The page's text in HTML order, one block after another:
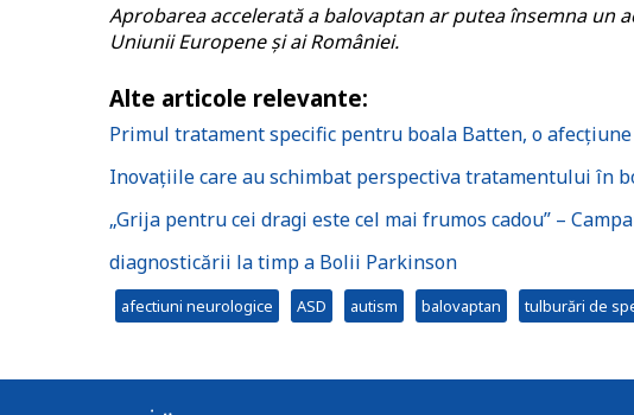
Aprobarea accelerată a balovaptan ar putea însemna un
Uniunii Europene și ai României.
Alte articole relevante:
Primul tratament specific pentru boala Batten, o
Inovațiile care au schimbat perspectiva tratamentului în
„Grija pentru cei dragi este cel mai frumos cadou” –
diagnosticării la timp a Bolii Parkinson
afectiuni neurologice ASD autism balovaptan tulburări de